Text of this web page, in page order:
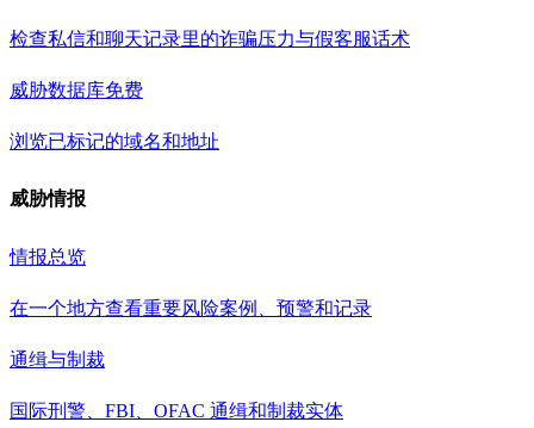
检查私信和聊天记录里的诈骗压力与假客服话术
威胁数据库免费
浏览已标记的域名和地址
威胁情报
情报总览
在一个地方查看重要风险案例、预警和记录
通缉与制裁
国际刑警、FBI、OFAC 通缉和制裁实体